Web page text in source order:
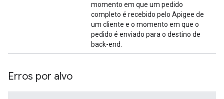
momento em que um pedido
completo é recebido pelo Apigee de
um cliente e o momento em que o
pedido é enviado para o destino de
back-end.
Erros por alvo